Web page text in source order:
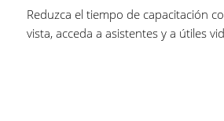
Reduzca el tiempo de capacitación
vista, acceda a asistentes y a útiles